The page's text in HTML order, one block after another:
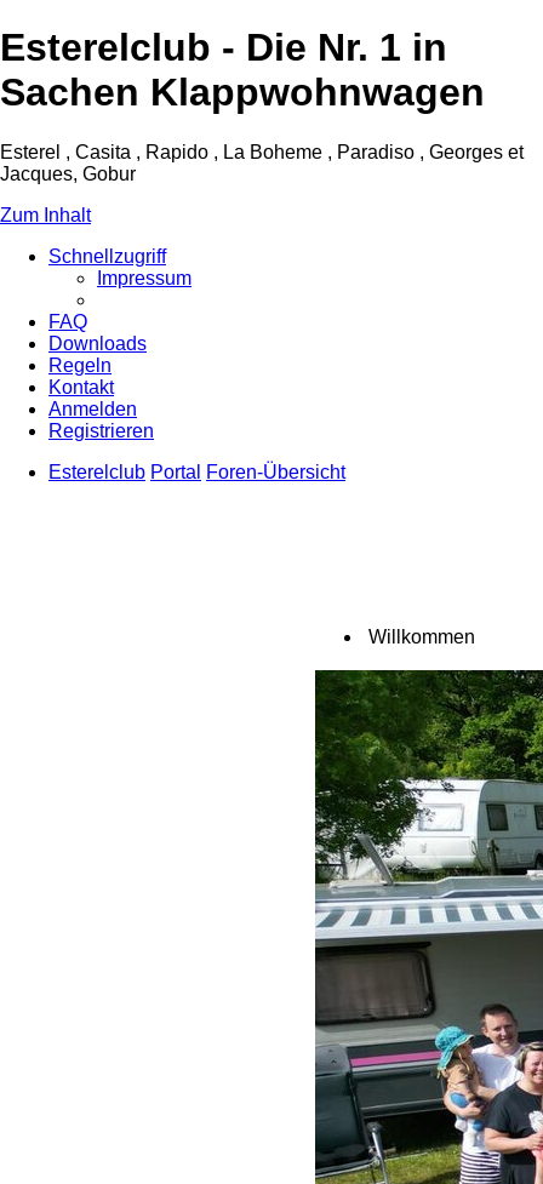
Esterelclub - Die Nr. 1 in
Sachen Klappwohnwagen
Esterel , Casita , Rapido , La Boheme , Paradiso , Georges et
Jacques, Gobur
Zum Inhalt
Schnellzugriff
Impressum
FAQ
Downloads
Regeln
Kontakt
Anmelden
Registrieren
Esterelclub Portal Foren-Übersicht
Willkommen